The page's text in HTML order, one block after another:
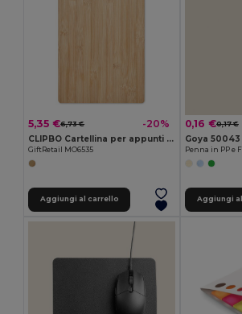
5,35 €6,73 € -20%
CLIPBO Cartellina per appunti in bambo
GiftRetail MO6535
Aggiungi al carrello
0,16 €0,17 €
Goya 50043
Penna in PP e
Aggiungi